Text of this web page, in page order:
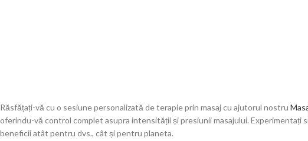
Răsfățați-vă cu o sesiune personalizată de terapie prin masaj cu ajutorul nostru
oferindu-vă control complet asupra intensității și presiunii masajului.
beneficii atât pentru dvs., cât și pentru planeta.